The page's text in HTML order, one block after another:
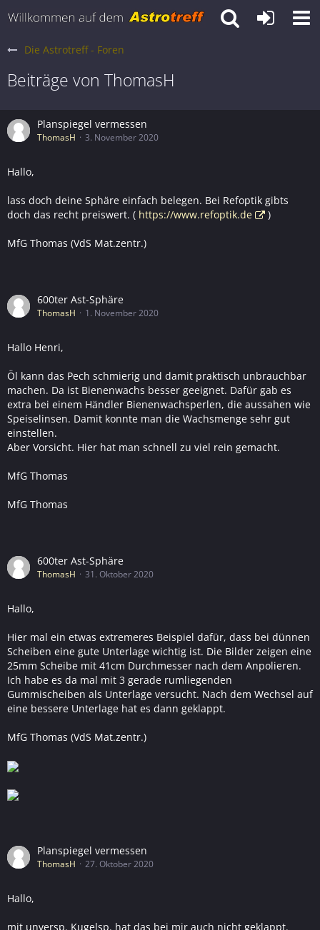
Die Astrotreff - Foren
Beiträge von ThomasH
Planspiegel vermessen
ThomasH 3. November 2020
Hallo,
lass doch deine Sphäre einfach belegen. Bei Refoptik gibts
doch das recht preiswert. ( https://www.refoptik.de )
MfG Thomas (VdS Mat.zentr.)
600ter Ast-Sphäre
ThomasH 1. November 2020
Hallo Henri,
Öl kann das Pech schmierig und damit praktisch unbrauchbar
machen. Da ist Bienenwachs besser geeignet. Dafür gab es
extra bei einem Händler Bienenwachsperlen, die aussahen wie
Speiselinsen. Damit konnte man die Wachsmenge sehr gut
einstellen.
Aber Vorsicht. Hier hat man schnell zu viel rein gemacht.
MfG Thomas
MfG Thomas
600ter Ast-Sphäre
ThomasH 31. Oktober 2020
Hallo,
Hier mal ein etwas extremeres Beispiel dafür, dass bei dünnen
Scheiben eine gute Unterlage wichtig ist. Die Bilder zeigen eine
25mm Scheibe mit 41cm Durchmesser nach dem Anpolieren.
Ich habe es da mal mit 3 gerade rumliegenden
Gummischeiben als Unterlage versucht. Nach dem Wechsel auf
eine bessere Unterlage hat es dann geklappt.
MfG Thomas (VdS Mat.zentr.)
Planspiegel vermessen
ThomasH 27. Oktober 2020
Hallo,
mit unversp. Kugelsp. hat das bei mir auch nicht geklappt.